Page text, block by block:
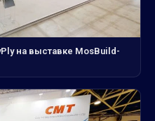
на выставке MosBuild-